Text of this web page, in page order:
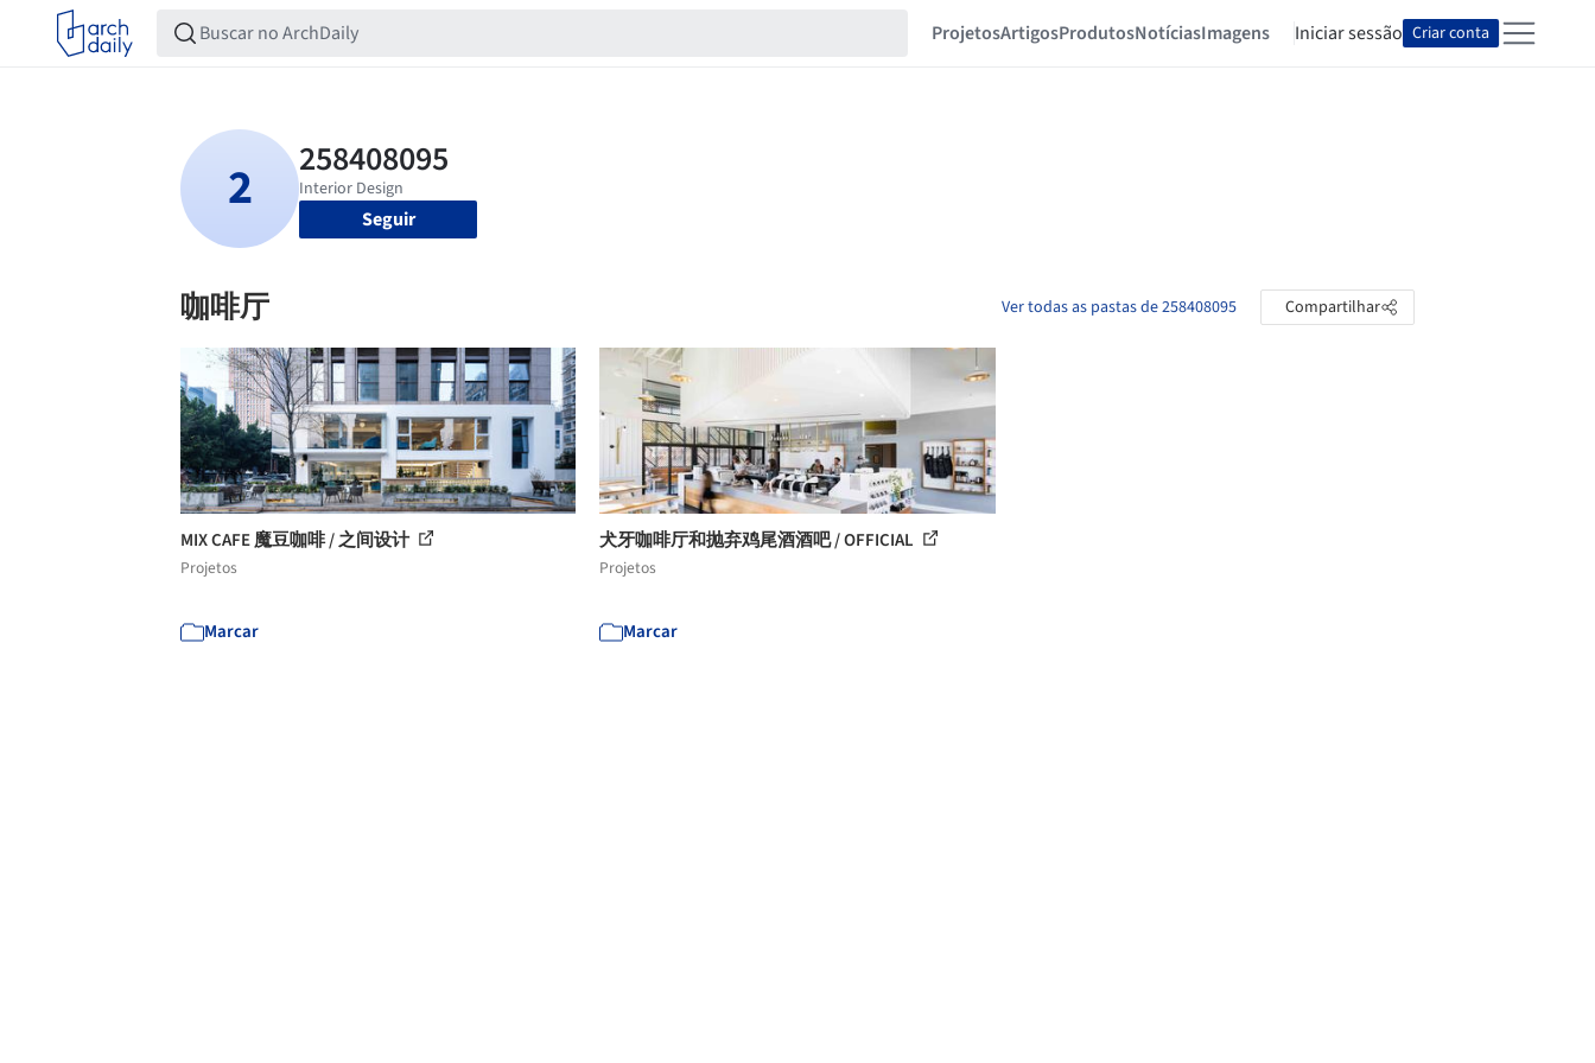
ProjetosArtigosProdutosNotíciasImagens Iniciar sessão Criar conta
Seguir
咖啡厅 Ver todas as pastas de 258408095 Compartilhar
MIX CAFE 魔豆咖啡 / 之间设计
Projetos
Marcar
犬牙咖啡厅和抛弃鸡尾酒酒吧 / OFFICIAL
Projetos
Marcar